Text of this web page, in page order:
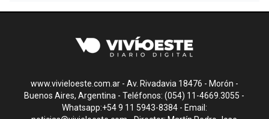
www.vivieloeste.com.ar - Av. Rivadavia 18476 - Morón -
Buenos Aires, Argentina - Teléfonos: (054) 11-4669.3055 -
Whatsapp:+54 9 11 5943-8384 - Email: